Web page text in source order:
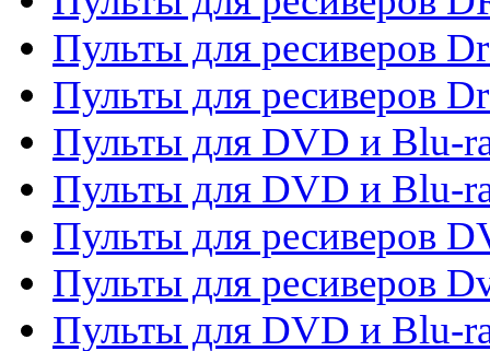
Пульты для ресиверов
Пульты для ресиверов
Пульты для DVD и Blu-
Пульты для DVD и Blu-
Пульты для ресиверов
Пульты для ресиверов
Пульты для DVD и Blu-